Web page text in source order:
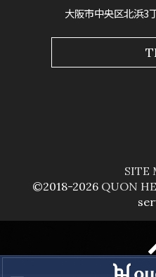
大阪市中央区北浜3
SITE
©2018-2026 QUON